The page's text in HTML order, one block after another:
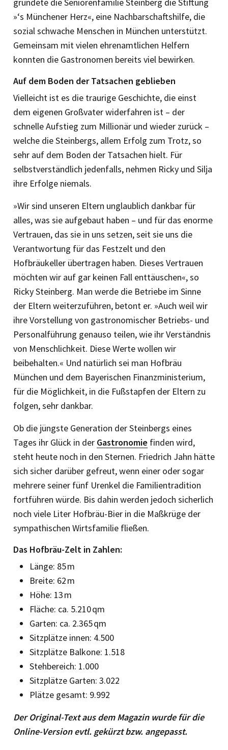
­»‘s Münchener Herz«, eine Nachbarschaftshilfe, die
sozial schwache Menschen in München unterstützt.
Gemeinsam mit vielen ehrenamtlichen Helfern
konnten die Gastronomen bereits viel bewirken.
Auf dem Boden der Tatsachen geblieben
Vielleicht ist es die traurige Geschichte, die einst
dem eigenen Großvater wider­fahren ist – der
schnelle Aufstieg zum Millionär und wieder zurück –
welche die Steinbergs, allem Erfolg zum Trotz, so
sehr auf dem Boden der Tat­sachen hielt. Für
selbstverständlich jedenfalls, nehmen Ricky und Silja
ihre Erfolge niemals.
»Wir sind unseren Eltern unglaublich dankbar für
alles, was sie aufgebaut haben – und für das enorme
Vertrauen, das sie in uns setzen, seit sie uns die
Verantwortung für das Festzelt und den
Hofbräukeller übertragen haben. Dieses Vertrauen
möchten wir auf gar keinen Fall enttäuschen«, so
Ricky Steinberg. Man werde die Betriebe im Sinne
der Eltern weiterzuführen, ­betont er. »Auch weil wir
ihre Vorstellung von gastronomischer Betriebs- und
Personalführung genauso teilen, wie ihr Verständnis
von Menschlichkeit. Diese Werte wollen wir
beibehalten.« Und natürlich sei man Hofbräu
München und dem Bayerischen Finanzministerium,
für die Möglichkeit, in die Fußstapfen der Eltern zu
folgen, sehr dankbar.
Ob die jüngste Generation der Steinbergs eines
Tages ihr Glück in der Gastronomie finden wird,
steht heute noch in den ­Sternen. Friedrich Jahn hätte
sich sicher darüber gefreut, wenn einer oder sogar
mehrere seiner fünf Urenkel die Familientradition
fortführen würde. Bis dahin werden jedoch sicherlich
noch viele Liter Hofbräu-Bier in die Maßkrüge der
sym­pathischen Wirtsfamilie fließen.
Das Hofbräu-Zelt in Zahlen:
Länge: 85 m
Breite: 62 m
Höhe: 13 m
Fläche: ca. 5.210 qm
Garten: ca. 2.365 qm
Sitzplätze innen: 4.500
Sitzplätze Balkone: 1.518
Stehbereich: 1.000
Sitzplätze Garten: 3.022
Plätze gesamt: 9.992
Der Original-Text aus dem Magazin wurde für die
Online-Version evtl. gekürzt bzw. angepasst.